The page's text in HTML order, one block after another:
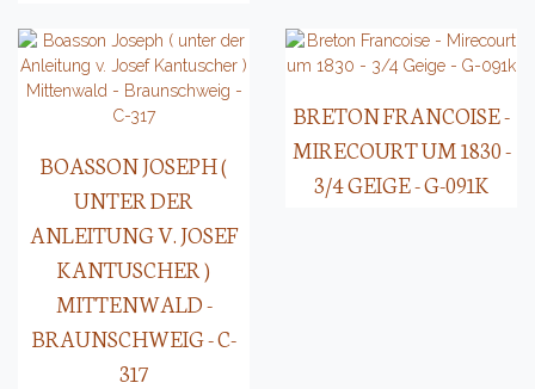
BOASSON JOSEPH (
UNTER DER
ANLEITUNG V. JOSEF
KANTUSCHER )
MITTENWALD -
BRAUNSCHWEIG - C-
317
BRETON FRANCOISE -
MIRECOURT UM 1830 -
3/4 GEIGE - G-091K